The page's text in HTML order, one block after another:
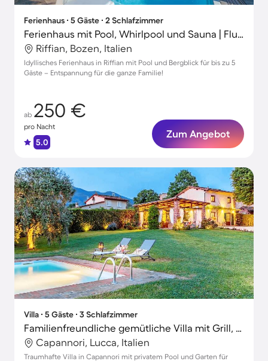
Ferienhaus ∙ 5 Gäste ∙ 2 Schlafzimmer
Ferienhaus mit Pool, Whirlpool und Sauna | Flussblick | Ideal für Homeoffice
Riffian, Bozen, Italien
Idyllisches Ferienhaus in Riffian mit Pool und Bergblick für bis zu 5
Gäste – Entspannung für die ganze Familie!
ab 250 €
pro Nacht
5.0
Zum Angebot
Villa ∙ 5 Gäste ∙ 3 Schlafzimmer
Familienfreundliche gemütliche Villa mit Grill, Garten und privatem Pool | Haustiere sind willkommen
Capannori, Lucca, Italien
Traumhafte Villa in Capannori mit privatem Pool und Garten für